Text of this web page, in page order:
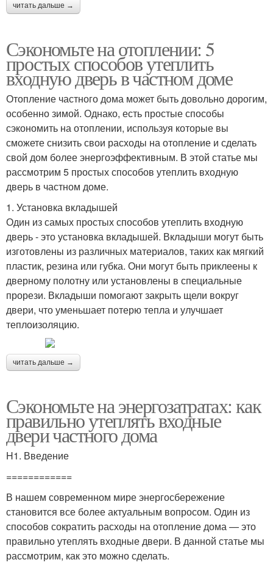
читать дальше →
Сэкономьте на отоплении: 5
простых способов утеплить
входную дверь в частном доме
Отопление частного дома может быть довольно дорогим,
особенно зимой. Однако, есть простые способы
сэкономить на отоплении, используя которые вы
сможете снизить свои расходы на отопление и сделать
свой дом более энергоэффективным. В этой статье мы
рассмотрим 5 простых способов утеплить входную
дверь в частном доме.
1. Установка вкладышей
Один из самых простых способов утеплить входную
дверь - это установка вкладышей. Вкладыши могут быть
изготовлены из различных материалов, таких как мягкий
пластик, резина или губка. Они могут быть приклеены к
дверному полотну или установлены в специальные
прорези. Вкладыши помогают закрыть щели вокруг
двери, что уменьшает потерю тепла и улучшает
теплоизоляцию.
читать дальше →
Сэкономьте на энергозатратах: как
правильно утеплять входные
двери частного дома
H1. Введение
============
В нашем современном мире энергосбережение
становится все более актуальным вопросом. Один из
способов сократить расходы на отопление дома — это
правильно утеплять входные двери. В данной статье мы
рассмотрим, как это можно сделать.